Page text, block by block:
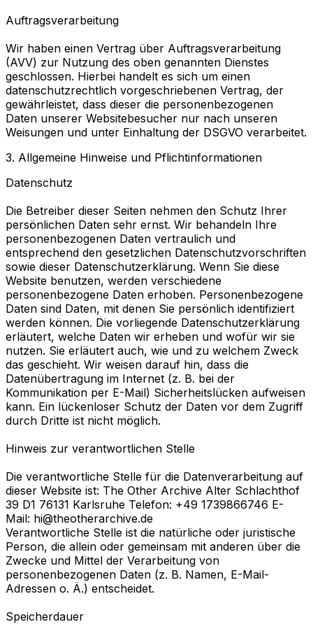
Auftragsverarbeitung
Wir haben einen Vertrag über Auftragsverarbeitung
(AVV) zur Nutzung des oben genannten Dienstes
geschlossen. Hierbei handelt es sich um einen
datenschutzrechtlich vorgeschriebenen Vertrag, der
gewährleistet, dass dieser die personenbezogenen
Daten unserer Websitebesucher nur nach unseren
Weisungen und unter Einhaltung der DSGVO verarbeitet.
3. Allgemeine Hinweise und Pflichtinformationen
Datenschutz
Die Betreiber dieser Seiten nehmen den Schutz Ihrer
persönlichen Daten sehr ernst. Wir behandeln Ihre
personenbezogenen Daten vertraulich und
entsprechend den gesetzlichen Datenschutzvorschriften
sowie dieser Datenschutzerklärung. Wenn Sie diese
Website benutzen, werden verschiedene
personenbezogene Daten erhoben. Personenbezogene
Daten sind Daten, mit denen Sie persönlich identifiziert
werden können. Die vorliegende Datenschutzerklärung
erläutert, welche Daten wir erheben und wofür wir sie
nutzen. Sie erläutert auch, wie und zu welchem Zweck
das geschieht. Wir weisen darauf hin, dass die
Datenübertragung im Internet (z. B. bei der
Kommunikation per E-Mail) Sicherheitslücken aufweisen
kann. Ein lückenloser Schutz der Daten vor dem Zugriff
durch Dritte ist nicht möglich.
Hinweis zur verantwortlichen Stelle
Die verantwortliche Stelle für die Datenverarbeitung auf
dieser Website ist: The Other Archive Alter Schlachthof
39 D1 76131 Karlsruhe Telefon: +49 1739866746 E-
Mail: hi@theotherarchive.de
Verantwortliche Stelle ist die natürliche oder juristische
Person, die allein oder gemeinsam mit anderen über die
Zwecke und Mittel der Verarbeitung von
personenbezogenen Daten (z. B. Namen, E-Mail-
Adressen o. Ä.) entscheidet.
Speicherdauer